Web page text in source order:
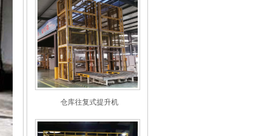
仓库往复式提升机